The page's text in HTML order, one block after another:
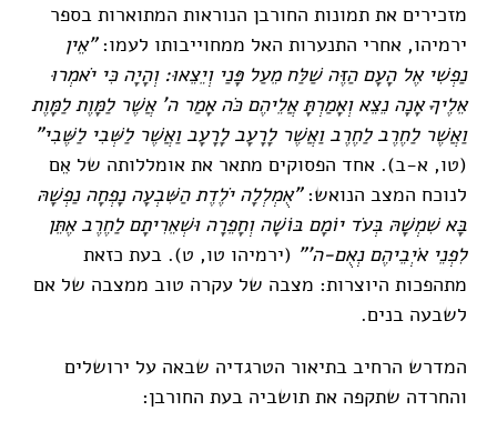
מזכירים את תמונות החורבן הנוראות המתוארות בספר
ירמיהו, אחרי התנערות האל ממחוייבותו לעמו: "אֵין
נַפְשִׁי אֶל הָעָם הַזֶּה שַׁלַּח מֵעַל פָּנַי וְיֵצֵאוּ: וְהָיָה כִּי יֹאמְרוּ
אֵלֶיךָ אָנָה נֵצֵא וְאָמַרְתָּ אֲלֵיהֶם כֹּה אָמַר ה' אֲשֶׁר לַמָּוֶת לַמָּוֶת
וַאֲשֶׁר לַחֶרֶב לַחֶרֶב וַאֲשֶׁר לָרָעָב לָרָעָב וַאֲשֶׁר לַשְּׁבִי לַשֶּׁבִי"
(טו, א-ב). אחד הפסוקים מתאר את אומללותה של אֵם
לנוכח המצב הנואש:"אֻמְלְלָה יֹלֶדֶת הַשִּׁבְעָה נָפְחָה נַפְשָׁהּ
בָּא שִׁמְשָׁהּ בְּעֹד יוֹמָם בּוֹשָׁה וְחָפֵרָה וּשְׁאֵרִיתָם לַחֶרֶב אֶתֵּן
לִפְנֵי אֹיְבֵיהֶם נְאֻם-ה'" (ירמיהו טו, ט). בעת כזאת
מתהפכות היוצרות: מצבה של עקרה טוב ממצבה של אם
לשבעה בנים.
המדרש הרחיב בתיאור הטרגדיה שבאה על ירושלים
והחרדה שתקפה את תושביה בעת החורבן: